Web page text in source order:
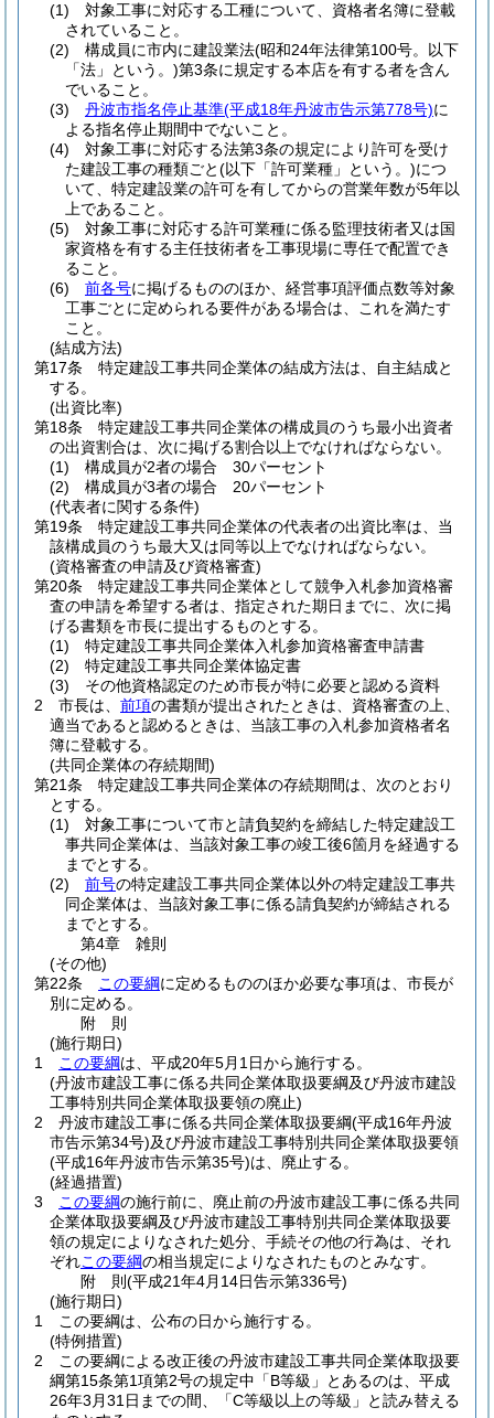
(1)
対象工事に対応する工種について、資格者名簿に登載
されていること。
(2)
構成員に市内に建設業法(昭和24年法律第100号。以下
「法」という。)第3条に規定する本店を有する者を含ん
でいること。
(3)
丹波市指名停止基準(平成18年丹波市告示第778号)に
よる指名停止期間中でないこと。
(4)
対象工事に対応する法第3条の規定により許可を受け
た建設工事の種類ごと(以下「許可業種」という。)につ
いて、特定建設業の許可を有してからの営業年数が5年以
上であること。
(5)
対象工事に対応する許可業種に係る監理技術者又は国
家資格を有する主任技術者を工事現場に専任で配置でき
ること。
(6)
前各号に掲げるもののほか、経営事項評価点数等対象
工事ごとに定められる要件がある場合は、これを満たす
こと。
(結成方法)
第17条
特定建設工事共同企業体の結成方法は、自主結成と
する。
(出資比率)
第18条
特定建設工事共同企業体の構成員のうち最小出資者
の出資割合は、次に掲げる割合以上でなければならない。
(1)
構成員が2者の場合 30パーセント
(2)
構成員が3者の場合 20パーセント
(代表者に関する条件)
第19条
特定建設工事共同企業体の代表者の出資比率は、当
該構成員のうち最大又は同等以上でなければならない。
(資格審査の申請及び資格審査)
第20条
特定建設工事共同企業体として競争入札参加資格審
査の申請を希望する者は、指定された期日までに、次に掲
げる書類を市長に提出するものとする。
(1)
特定建設工事共同企業体入札参加資格審査申請書
(2)
特定建設工事共同企業体協定書
(3)
その他資格認定のため市長が特に必要と認める資料
2
市長は、 前項の書類が提出されたときは、資格審査の上、
適当であると認めるときは、当該工事の入札参加資格者名
簿に登載する。
(共同企業体の存続期間)
第21条
特定建設工事共同企業体の存続期間は、次のとおり
とする。
(1)
対象工事について市と請負契約を締結した特定建設工
事共同企業体は、当該対象工事の竣工後6箇月を経過する
までとする。
(2)
前号の特定建設工事共同企業体以外の特定建設工事共
同企業体は、当該対象工事に係る請負契約が締結される
までとする。
第4章
雑則
(その他)
第22条
この要綱に定めるもののほか必要な事項は、市長が
別に定める。
附 則
(施行期日)
1
この要綱は、平成20年5月1日から施行する。
(丹波市建設工事に係る共同企業体取扱要綱及び丹波市建設
工事特別共同企業体取扱要領の廃止)
2
丹波市建設工事に係る共同企業体取扱要綱(平成16年丹波
市告示第34号)及び丹波市建設工事特別共同企業体取扱要領
(平成16年丹波市告示第35号)は、廃止する。
(経過措置)
3
この要綱の施行前に、廃止前の丹波市建設工事に係る共同
企業体取扱要綱及び丹波市建設工事特別共同企業体取扱要
領の規定によりなされた処分、手続その他の行為は、それ
ぞれこの要綱の相当規定によりなされたものとみなす。
附 則(平成21年4月14日告示第336号)
(施行期日)
1
この要綱は、公布の日から施行する。
(特例措置)
2
この要綱による改正後の丹波市建設工事共同企業体取扱要
綱第15条第1項第2号の規定中「B等級」とあるのは、平成
26年3月31日までの間、「C等級以上の等級」と読み替える